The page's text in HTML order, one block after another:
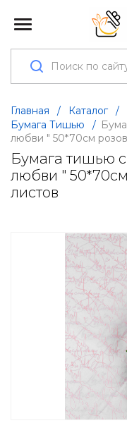
Главная / Каталог /
Бумага Тишью
/
любви " 50*70см
Бумага тишью
любви "
листов